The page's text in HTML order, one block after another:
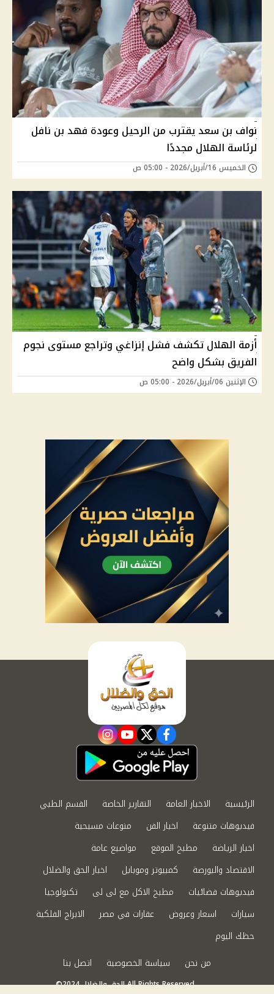
نواف بن سعد يقترب من الرحيل وعودة فهد بن نافل
لرئاسة الهلال مجددًا
الخميس 16/أبريل/2026 - 05:00 ص
أزمة الهلال تكشف فشل إنزاغي وتراجع مستوى نجوم
الفريق بشكل واضح
الإثنين 06/أبريل/2026 - 05:00 ص
facebook
twitter
youtube
instagram
الرئيسية الاخبار العامة التقارير الخاصة
القسم الطبي
فيديوهات متنوعة
اخبار الفن
منوعات مسيحية
اخبار الرياضة
مطبخ الموقع
مواضيع عامة
الاقتصاد والبورصة
كمبيوتر وموبايل
اخبار الحق والضلال
فيديوهات فضائيات
مطبخ الاكل مع لى لى
تكنولوجيا
سيارات
اسعار وعروض عقارات في مصر
الابراج الفلكية
حظك اليوم
من نحن
سياسة الخصوصية اتصل بنا
©2024 الحق والضلال All Rights Reserved.